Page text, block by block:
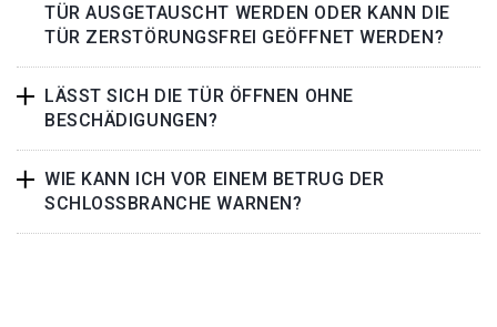
TÜR AUSGETAUSCHT WERDEN ODER KANN DIE
TÜR ZERSTÖRUNGSFREI GEÖFFNET WERDEN?
LÄSST SICH DIE TÜR ÖFFNEN OHNE
BESCHÄDIGUNGEN?
WIE KANN ICH VOR EINEM BETRUG DER
SCHLOSSBRANCHE WARNEN?